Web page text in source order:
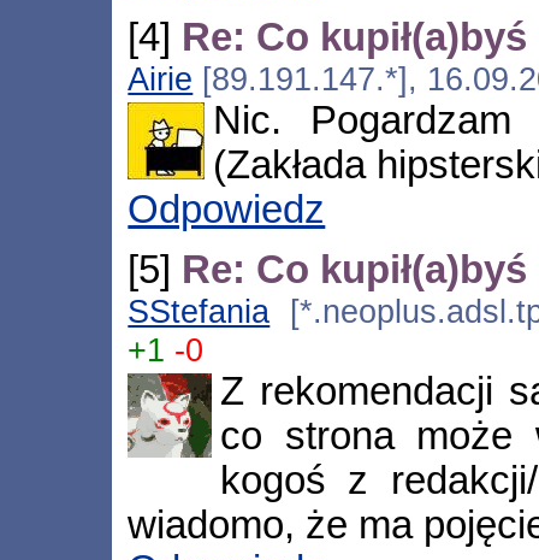
[4] Re: Co
Airie [89.191.147.*],
Nic.
(Zakłada
Odpowiedz
[5] Re: Co
SStefania
+1 -0
Z rekomendacji
co strona może
kogoś z
wiadomo, że ma